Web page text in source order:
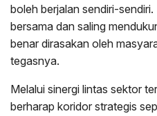
boleh berjalan sendiri-
bersama dan saling
benar dirasakan oleh
tegasnya.
Melalui sinergi lintas sektor
berharap koridor strategis